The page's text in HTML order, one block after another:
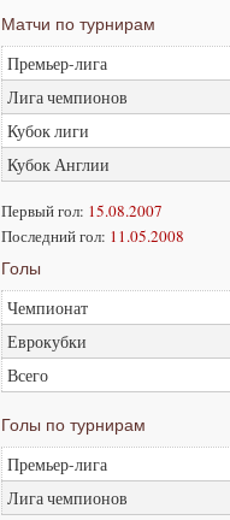
Матчи по турнирам
Премьер-лига
Лига чемпионов
Кубок лиги
Кубок Англии
Первый гол: 15.08.2007
Последний гол: 11.05.2008
Голы
Чемпионат
Еврокубки
Всего
Голы по турнирам
Премьер-лига
Лига чемпионов